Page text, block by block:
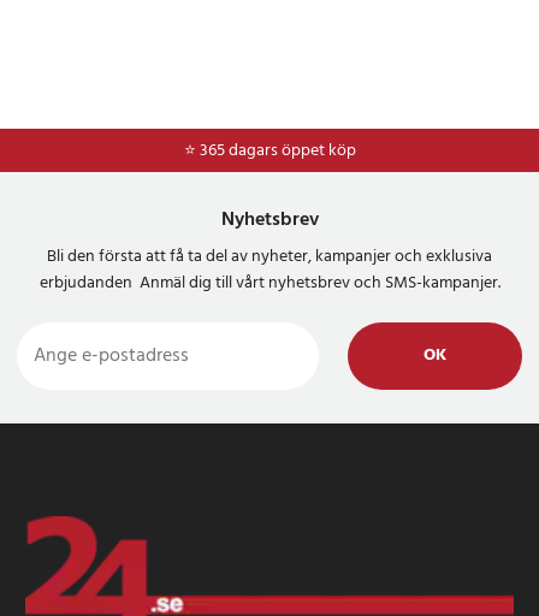
⭐ 365 dagars öppet köp
⭐Frakt 49kr *
Nyhetsbrev
Bli den första att få ta del av nyheter, kampanjer och exklusiva
erbjudanden Anmäl dig till vårt nyhetsbrev och SMS-kampanjer.
OK